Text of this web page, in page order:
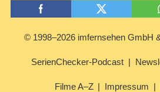
© 1998–2026 imfernsehen GmbH
SerienChecker-Podcast
Filme A–Z Impressum